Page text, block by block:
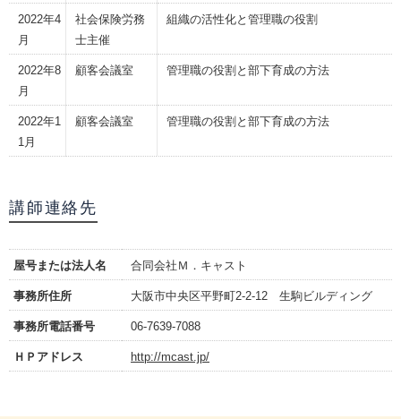
2022年4
月
社会保険労務
士主催
組織の活性化と管理職の役割
2022年8
月
顧客会議室 管理職の役割と部下育成の方法
2022年1
1月
顧客会議室 管理職の役割と部下育成の方法
講師連絡先
屋号または法人名
合同会社Ｍ．キャスト
事務所住所
大阪市中央区平野町2-2-12 生駒ビルディング
事務所電話番号
06-7639-7088
ＨＰアドレス
http://mcast.jp/